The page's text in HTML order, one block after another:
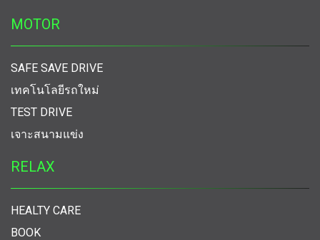
MOTOR
SAFE SAVE DRIVE
เทคโนโลยีรถใหม่
TEST DRIVE
เจาะสนามแข่ง
RELAX
HEALTY CARE
BOOK